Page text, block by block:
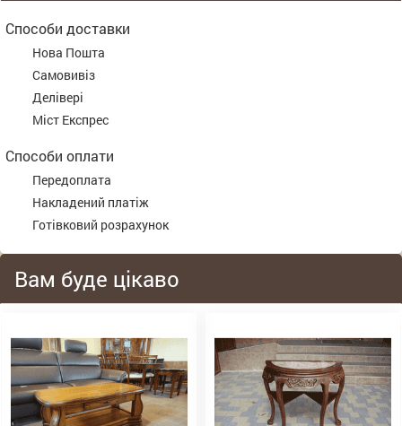
Способи доставки
Нова Пошта
Самовивіз
Делівері
Міст Експрес
Способи оплати
Передоплата
Накладений платіж
Готівковий розрахунок
Вам буде цікаво